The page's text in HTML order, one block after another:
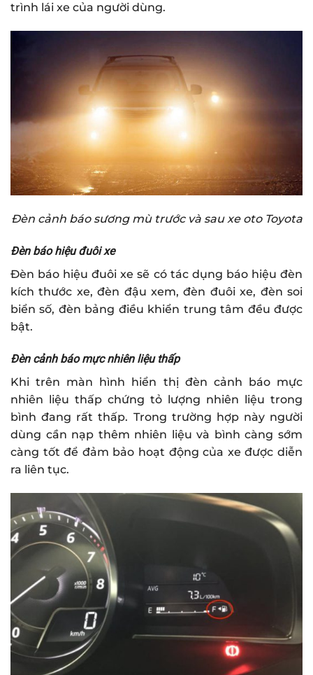
trình lái xe của người dùng.
Đèn cảnh báo sương mù trước và sau xe oto Toyota
Đèn báo hiệu đuôi xe
Đèn báo hiệuđuôi xe sẽ có tác dụng báo hiệu đèn
kích thước xe, đèn đậu xem, đèn đuôi xe, đèn soi
biển số, đèn bảng điều khiển trung tâm đều được
bật.
Đèn cảnh báo mực nhiên liệu thấp
Khi trên màn hình hiển thị đèn cảnh báo mực
nhiên liệu thấp chứng tỏ lượng nhiên liệu trong
bình đang rất thấp. Trong trường hợp này người
dùng cần nạp thêm nhiên liệu và bình càng sớm
càng tốt để đảm bảo hoạt động của xe được diễn
ra liên tục.